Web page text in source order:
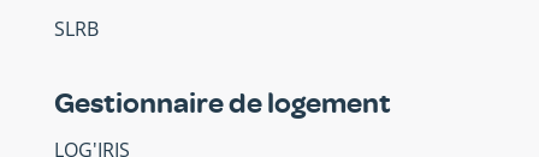
SLRB
Gestionnaire de logement
LOG'IRIS